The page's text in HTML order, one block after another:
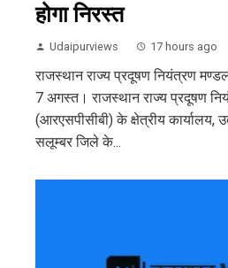
होगा निरस्त
Udaipurviews 17 hours ago
राजस्थान राज्य प्रदूषण नियंत्रण
7 अगस्त। राजस्थान राज्य प्रदूषण
(आरएसपीसीबी) के क्षेत्रीय कार्यालय,
सलूम्बर जिले के...